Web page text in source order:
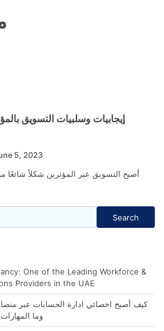
إيجابيات وسلبيات التسويق
5, 2023
أصبح التسويق عبر المؤثرين شكلاً
Search
One of the Leading Workforce &
Providers in the UAE
كيف أصبح اخصائي ادارة الحسابات عبر
وما